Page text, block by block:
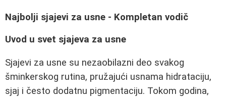
Najbolji sjajevi za usne - Kompletan vodič
Uvod u svet sjajeva za usne
Sjajevi za usne su nezaobilazni deo svakog
šminkerskog rutina, pružajući usnama hidrataciju,
sjaj i često dodatnu pigmentaciju. Tokom godina,